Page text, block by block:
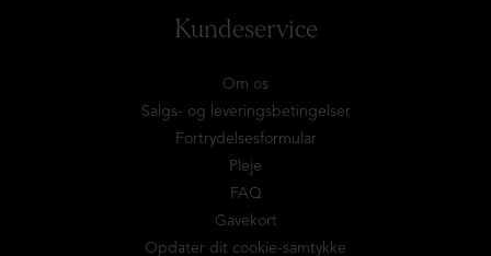
Kundeservice
Om os
Salgs- og leveringsbetingelser
Fortrydelsesformular
Pleje
FAQ
Gavekort
Opdater dit cookie-samtykke